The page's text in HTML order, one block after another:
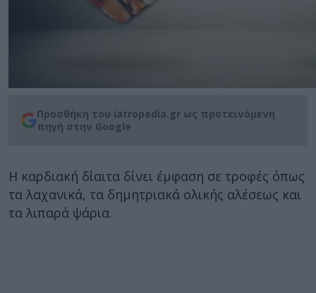
Προσθήκη του iatropedia.gr ως προτεινόμενη
πηγή στην Google
Η καρδιακή δίαιτα δίνει έμφαση σε τροφές όπως
τα λαχανικά, τα δημητριακά ολικής αλέσεως και
τα λιπαρά ψάρια.